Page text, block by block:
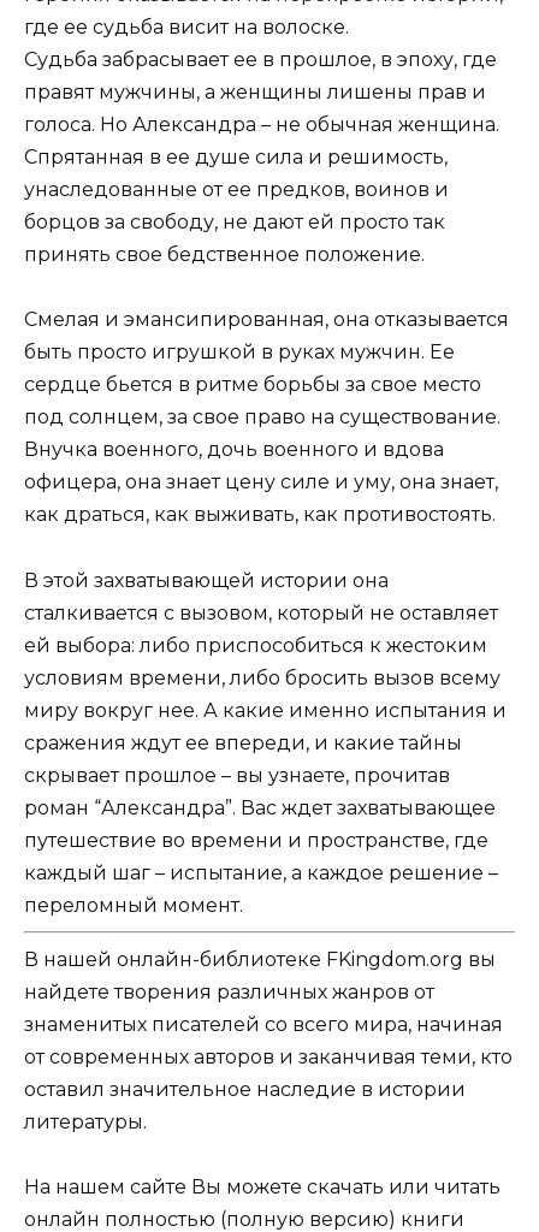
где ее судьба висит на волоске.
Судьба забрасывает ее в прошлое, в эпоху, где
правят мужчины, а женщины лишены прав и
голоса. Но Александра – не обычная женщина.
Спрятанная в ее душе сила и решимость,
унаследованные от ее предков, воинов и
борцов за свободу, не дают ей просто так
принять свое бедственное положение.
Смелая и эмансипированная, она отказывается
быть просто игрушкой в руках мужчин. Ее
сердце бьется в ритме борьбы за свое место
под солнцем, за свое право на существование.
Внучка военного, дочь военного и вдова
офицера, она знает цену силе и уму, она знает,
как драться, как выживать, как противостоять.
В этой захватывающей истории она
сталкивается с вызовом, который не оставляет
ей выбора: либо приспособиться к жестоким
условиям времени, либо бросить вызов всему
миру вокруг нее. А какие именно испытания и
сражения ждут ее впереди, и какие тайны
скрывает прошлое – вы узнаете, прочитав
роман “Александра”. Вас ждет захватывающее
путешествие во времени и пространстве, где
каждый шаг – испытание, а каждое решение –
переломный момент.
В нашей онлайн-библиотеке FKingdom.org вы
найдете творения различных жанров от
знаменитых писателей со всего мира, начиная
от современных авторов и заканчивая теми, кто
оставил значительное наследие в истории
литературы.
На нашем сайте Вы можете скачать или читать
онлайн полностью (полную версию) книги